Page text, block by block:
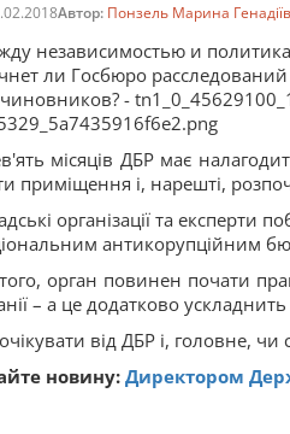
Автор: Понзель Марина
місяців ДБР має
приміщення і, нарешті,
організації та
антикорупційним
орган повинен почати
– а це додатково
від ДБР і, головне,
новину: Директором